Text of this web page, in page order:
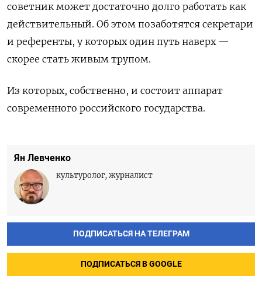
советник может достаточно долго работать как
действительный. Об этом позаботятся секретари
и референты, у которых один путь наверх —
скорее стать живым трупом.
Из которых, собственно, и состоит аппарат
современного российского государства.
Ян Левченко
культуролог, журналист
ПОДПИСАТЬСЯ НА ТЕЛЕГРАМ
ПОДПИСАТЬСЯ В GOOGLE